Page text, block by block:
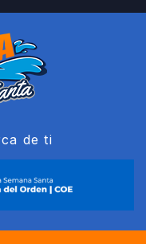
de ti